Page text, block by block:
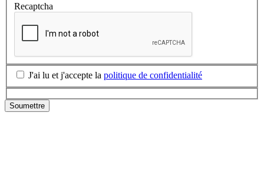
Recaptcha
J'ai lu et j'accepte la politique de confidentialité